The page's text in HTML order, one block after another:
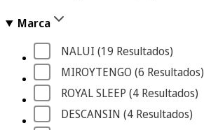
Marca
NALUI (19 Resultados)
MIROYTENGO (6 Resultados)
ROYAL SLEEP (4 Resultados)
DESCANSIN (4 Resultados)